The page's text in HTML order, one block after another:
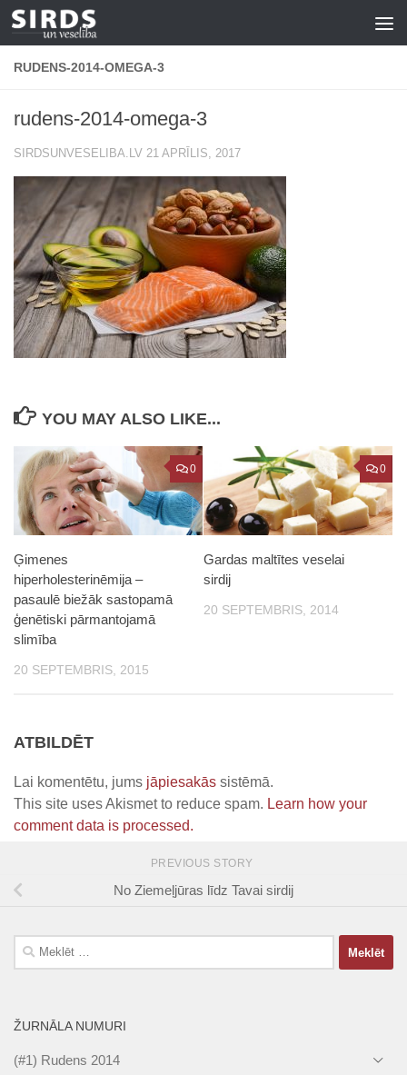
Skip to content
RUDENS-2014-OMEGA-3
rudens-2014-omega-3
SIRDSUNVESELIBA.LV 21 APRĪLIS, 2017
YOU MAY ALSO LIKE...
0
Ģimenes
hiperholesterinēmija –
pasaulē biežāk sastopamā
ģenētiski pārmantojamā
slimība
20 SEPTEMBRIS, 2015
0
Gardas maltītes veselai
sirdij
20 SEPTEMBRIS, 2014
ATBILDĒT
Lai komentētu, jums jāpiesakās sistēmā.
This site uses Akismet to reduce spam. Learn how your
comment data is processed.
PREVIOUS STORY
No Ziemeļjūras līdz Tavai sirdij
Meklēt:
ŽURNĀLA NUMURI
(#1) Rudens 2014